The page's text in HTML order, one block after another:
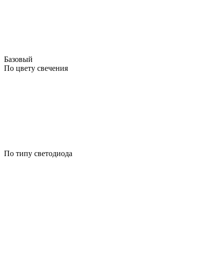
Базовый
По цвету свечения
По типу светодиода